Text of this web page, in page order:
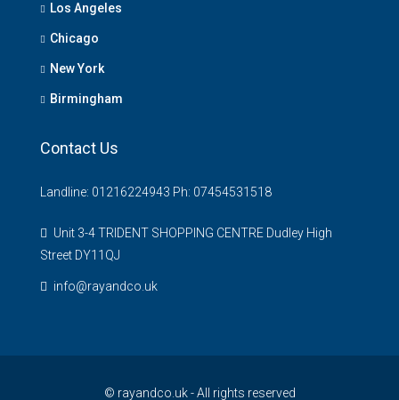
Los Angeles
Chicago
New York
Birmingham
Contact Us
Landline: 01216224943 Ph: 07454531518
Unit 3-4 TRIDENT SHOPPING CENTRE Dudley High
Street DY11QJ
info@rayandco.uk
© rayandco.uk - All rights reserved